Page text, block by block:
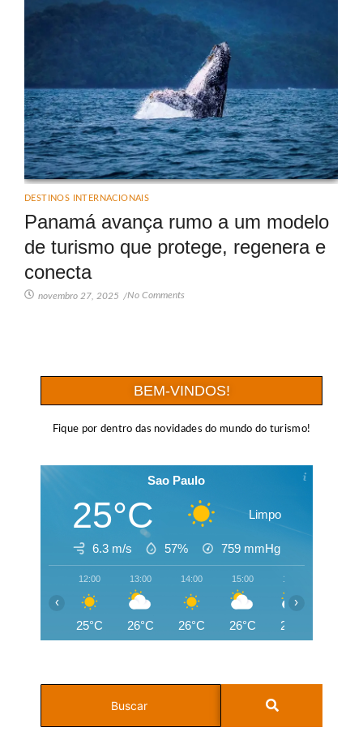
DESTINOS INTERNACIONAIS
Panamá avança rumo a um modelo
de turismo que protege, regenera e
conecta
novembro 27, 2025 /No Comments
BEM-VINDOS!
Fique por dentro das novidades do mundo do turismo!
Sao Paulo
25°C Limpo
6.3 m/s 57% 759 mmHg
12:00
25°C
13:00
26°C
14:00
26°C
15:00
26°C
16:00
25°C
‹ ›